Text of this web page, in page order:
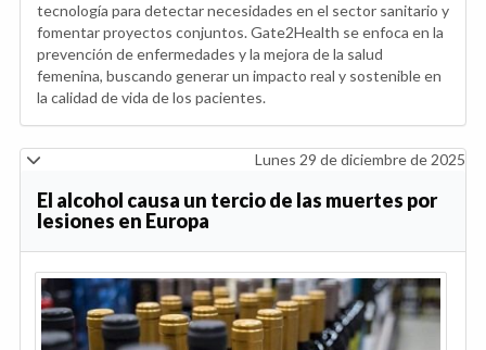
tecnología para detectar necesidades en el sector sanitario y
fomentar proyectos conjuntos. Gate2Health se enfoca en la
prevención de enfermedades y la mejora de la salud
femenina, buscando generar un impacto real y sostenible en
la calidad de vida de los pacientes.
Lunes 29 de diciembre de 2025
El alcohol causa un tercio de las muertes por
lesiones en Europa